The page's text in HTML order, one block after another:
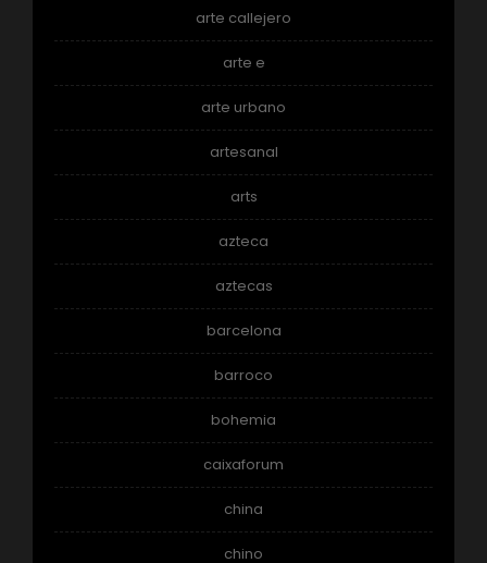
arte callejero
arte e
arte urbano
artesanal
arts
azteca
aztecas
barcelona
barroco
bohemia
caixaforum
china
chino